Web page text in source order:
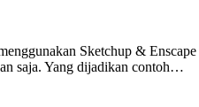
Sketchup &
saja. Yang dijadikan contoh…